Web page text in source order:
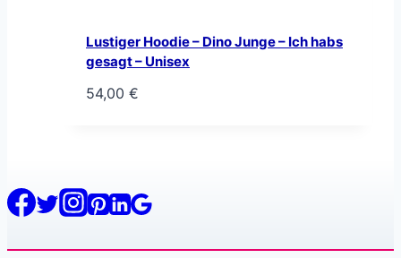
Lustiger Hoodie – Dino Junge – Ich habs
gesagt – Unisex
54,00 €